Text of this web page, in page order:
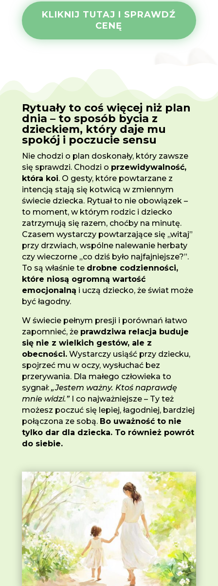
KLIKNIJ TUTAJ I SPRAWDŹ
CENĘ
Rytuały to coś więcej niż plan
dnia – to sposób bycia z
dzieckiem, który daje mu
spokój i poczucie sensu
Nie chodzi o plan doskonały, który zawsze
się sprawdzi. Chodzi o przewidywalność,
która koi. O gesty, które powtarzane z
intencją stają się kotwicą w zmiennym
świecie dziecka. Rytuał to nie obowiązek –
to moment, w którym rodzic i dziecko
zatrzymują się razem, choćby na minutę.
Czasem wystarczy powtarzające się „witaj”
przy drzwiach, wspólne nalewanie herbaty
czy wieczorne „co dziś było najfajniejsze?”.
To są właśnie te drobne codzienności,
które niosą ogromną wartość
emocjonalną i uczą dziecko, że świat może
być łagodny.
W świecie pełnym presji i porównań łatwo
zapomnieć, że prawdziwa relacja buduje
się nie z wielkich gestów, ale z
obecności.Wystarczy usiąść przy dziecku,
spojrzeć mu w oczy, wysłuchać bez
przerywania. Dla małego człowieka to
sygnał: „Jestem ważny. Ktoś naprawdę
mnie widzi.”I co najważniejsze – Ty też
możesz poczuć się lepiej, łagodniej, bardziej
połączona ze sobą. Bo uważność to nie
tylko dar dla dziecka. To również powrót
do siebie.